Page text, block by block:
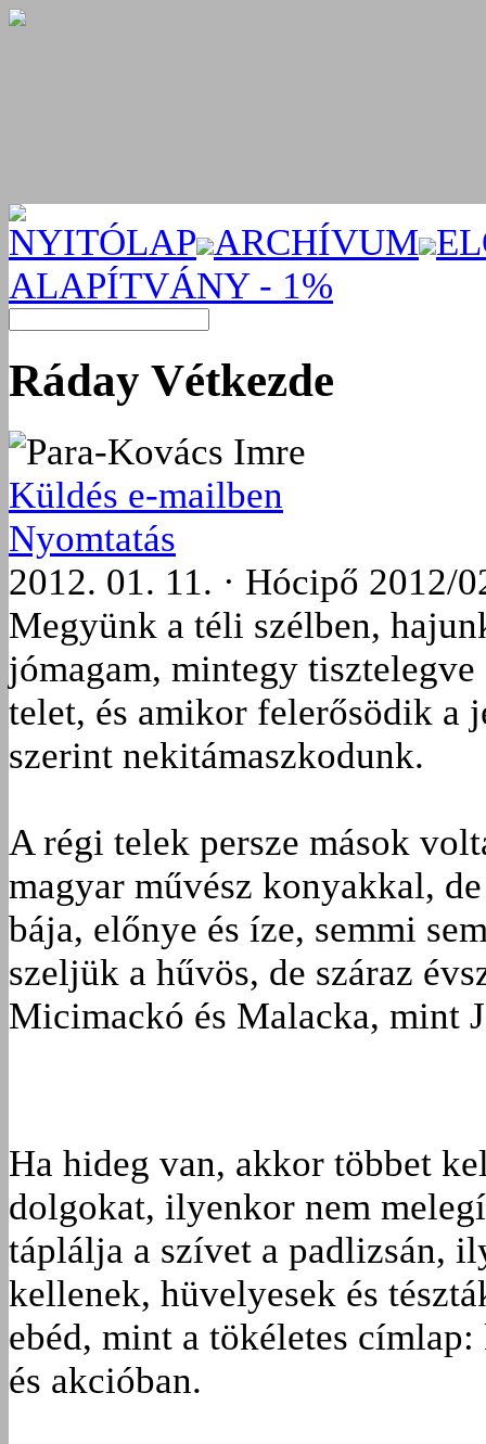
NYITÓLAP ARCHÍVUM
ALAPÍTVÁNY - 1%
Ráday Vétkezde
Para-Kovács Imre
Küldés e-mailben
Nyomtatás
2012. 01. 11. · Hócipő 2012/
Megyünk a téli szélben,
jómagam, mintegy
telet, és amikor felerősödik a
szerint nekitámaszkodunk.
A régi telek persze mások
magyar művész konyakkal,
bája, előnye és íze, semmi
szeljük a hűvös, de száraz
Micimackó és Malacka, mint
Ha hideg van, akkor többet
dolgokat, ilyenkor nem
táplálja a szívet a padlizsán,
kellenek, hüvelyesek és
ebéd, mint a tökéletes
és akcióban.